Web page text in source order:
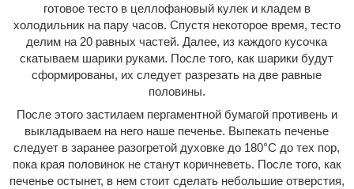
готовое тесто в целлофановый кулек и кладем в
холодильник на пару часов. Спустя некоторое время, тесто
делим на 20 равных частей. Далее, из каждого кусочка
скатываем шарики руками. После того, как шарики будут
сформированы, их следует разрезать на две равные
половины.
После этого застилаем пергаментной бумагой противень и
выкладываем на него наше печенье. Выпекать печенье
следует в заранее разогретой духовке до 180°С до тех пор,
пока края половинок не станут коричневеть. После того, как
печенье остынет, в нем стоит сделать небольшие отверстия,